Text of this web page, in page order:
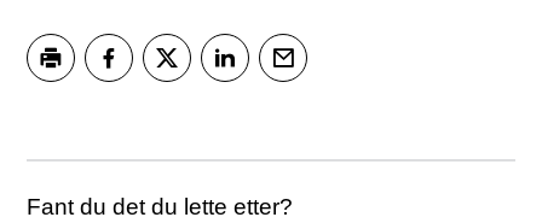
Fant du det du lette etter?